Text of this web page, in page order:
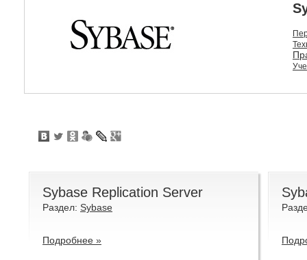
Sybase Replication Server
Раздел: Sybase
Подробнее »